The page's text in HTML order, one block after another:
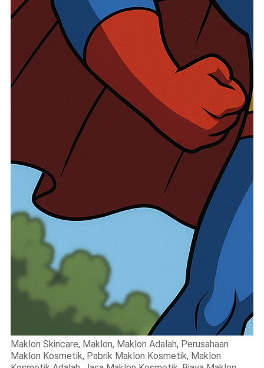
Maklon Skincare, Maklon, Maklon Adalah, Perusahaan
Maklon Kosmetik, Pabrik Maklon Kosmetik, Maklon